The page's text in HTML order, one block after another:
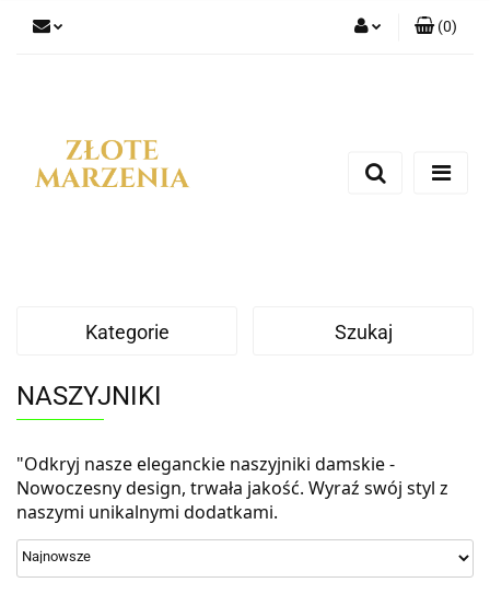
(0)
Kategorie Szukaj
NASZYJNIKI
"Odkryj nasze eleganckie naszyjniki damskie -
Nowoczesny design, trwała jakość. Wyraź swój styl z
naszymi unikalnymi dodatkami.